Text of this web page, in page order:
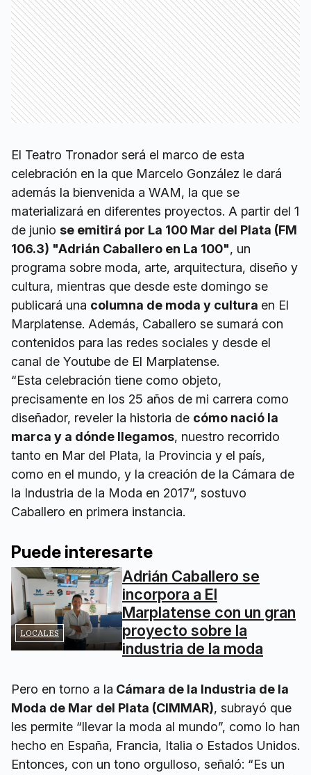
El Teatro Tronador será el marco de esta
celebración en la que Marcelo González le dará
además la bienvenida a WAM, la que se
materializará en diferentes proyectos. A partir del 1
de junio se emitirá por La 100 Mar del Plata (FM
106.3) "Adrián Caballero en La 100", un
programa sobre moda, arte, arquitectura, diseño y
cultura, mientras que desde este domingo se
publicará una columna de moda y cultura en El
Marplatense. Además, Caballero se sumará con
contenidos para las redes sociales y desde el
canal de Youtube de El Marplatense.
“Esta celebración tiene como objeto,
precisamente en los 25 años de mi carrera como
diseñador, reveler la historia de cómo nació la
marca y a dónde llegamos, nuestro recorrido
tanto en Mar del Plata, la Provincia y el país,
como en el mundo, y la creación de la Cámara de
la Industria de la Moda en 2017”, sostuvo
Caballero en primera instancia.
Puede interesarte
LOCALES
Adrián Caballero se
incorpora a El
Marplatense con un gran
proyecto sobre la
industria de la moda
Pero en torno a la Cámara de la Industria de la
Moda de Mar del Plata (CIMMAR), subrayó que
les permite “llevar la moda al mundo”, como lo han
hecho en España, Francia, Italia o Estados Unidos.
Entonces, con un tono orgulloso, señaló: “Es un